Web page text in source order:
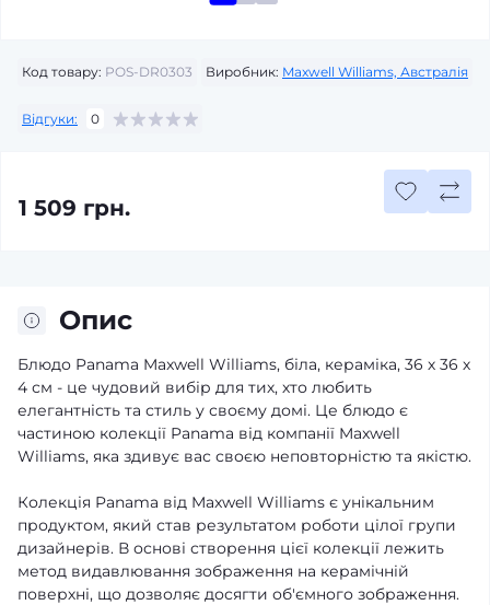
Код товару: POS-DR0303 Виробник: Maxwell Williams, Австралія
Відгуки: 0
1 509 грн.
Опис
Блюдо Panama Maxwell Williams, біла, кераміка, 36 х 36 х
4 см - це чудовий вибір для тих, хто любить
елегантність та стиль у своєму домі. Це блюдо є
частиною колекції Panama від компанії Maxwell
Williams, яка здивує вас своєю неповторністю та якістю.
Колекція Panama від Maxwell Williams є унікальним
продуктом, який став результатом роботи цілої групи
дизайнерів. В основі створення цієї колекції лежить
метод видавлювання зображення на керамічній
поверхні, що дозволяє досягти об'ємного зображення.